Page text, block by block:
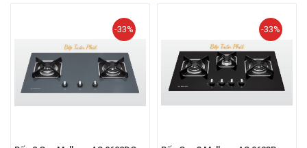
-33% -33%